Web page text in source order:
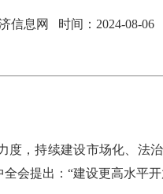
信息网 时间：2024-08-06
，持续建设市场化、法
会提出：“建设更高水平